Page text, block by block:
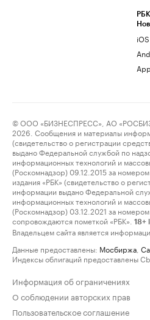
РБК
iOS
© ООО «БИЗНЕСПРЕСС», АО
2026. Сообщения и материалы
(свидетельство о регистрации
выдано Федеральной службой по
информационных технологий и
(Роскомнадзор) 09.12.2015 за
издания «РБК» (свидетельство о
информации выдано Федеральной
информационных технологий и
(Роскомнадзор) 03.12.2021 за
сопровождаются пометкой «РБК».
18+
Владельцем сайта является
Данные предоставлены: Мосбиржа
Индексы облигаций предоставлены
Информация об ограничениях
О соблюдении авторских прав
Пользовательское соглашение